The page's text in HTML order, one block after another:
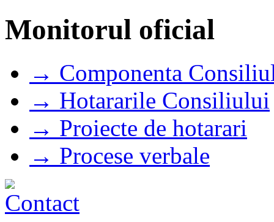
Monitorul oficial
→ Componenta
→ Hotararile Consiliului
→ Proiecte de hotarari
→ Procese verbale